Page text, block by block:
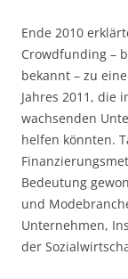
Ende 2010
Crowdfunding –
bekannt – zu
Jahres 2011, die
wachsenden
helfen könnten.
Bedeutung
und
Unternehmen,
der